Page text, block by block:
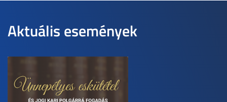
Aktuális események